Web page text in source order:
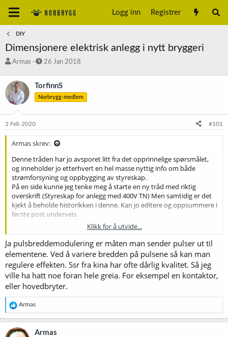
Logg inn Registrer
DIY
Dimensjonere elektrisk anlegg i nytt bryggeri
T
å
d
s
a
r
t
e
Armas
S
r
t
a
o
26 Jan 2018
TorfinnS
Norbrygg-medlem
2 Feb 2020 #101
Armas skrev:
Denne tråden har jo avsporet litt fra det opprinnelige spørsmålet,
og inneholder jo etterhvert en hel masse nyttig info om både
strømforsyning og oppbygging av styreskap.
På en side kunne jeg tenke meg å starte en ny tråd med riktig
overskrift (Styreskap for anlegg med 400V TN) Men samtidig er det
kjekt å beholde historikken i denne. Kan jo editere og oppsummere i
første post underveis.
Takk til Torfinn for mer info om effektreduksjon på elementer. Du
skriver både pulsing og pulsbreddemodulering. Er dette det
samme?
Det jeg lurer mest på akkurat nå, er om jeg trenger ekstra
releer for brytere.Jeg ser for meg en "hovedbryter" som er enten
av, mesk eller kok. I tilegg er det en bryter av/på for hvert element
Av: all strøm kuttet.
Mesk: PID er koblet inn og styrer de elementene som er "på"
Kok: PID er ikke på, og de tre elementene er enten av eller på.
Element 3 kan i tillegg effektreguleres med en kyotto.
Klikk for å utvide...
Ja pulsbreddemodulering er måten man sender pulser ut til
elementene. Ved å variere bredden på pulsene så kan man
regulere effekten. Ssr fra kina har ofte dårlig kvalitet. Så jeg
ville ha hatt noe foran hele greia. For eksempel en kontaktor,
eller hovedbryter.
R
e
a
k
Armas
Armas